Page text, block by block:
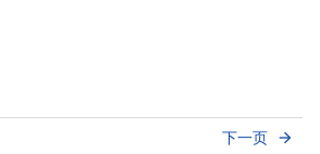
下一页 arrow_forward